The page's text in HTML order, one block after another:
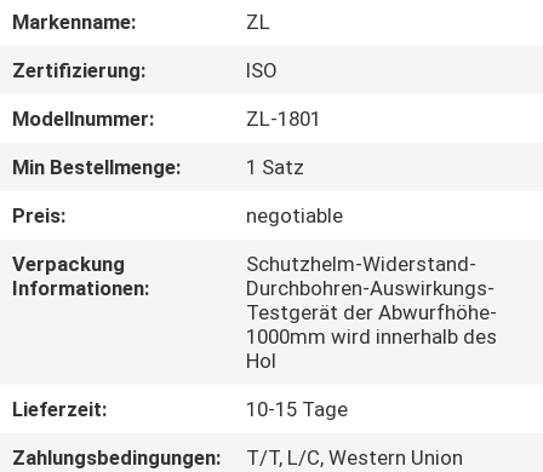
ÜBER
FABRIK-
AUSFLUG
QUALITÄTSKONTROLLE
MIT
UNS
Markenname:
ZL
Zertifizierung:
ISO
Modellnummer:
ZL-1801
Min Bestellmenge:
1 Satz
Preis:
negotiable
Verpackung
Informationen:
Schutzhelm-Widerstand-
Durchbohren-Auswirkungs-
Testgerät der Abwurfhöhe-
1000mm wird innerhalb des
Hol
Lieferzeit:
10-15 Tage
Zahlungsbedingungen:
T/T, L/C, Western Union